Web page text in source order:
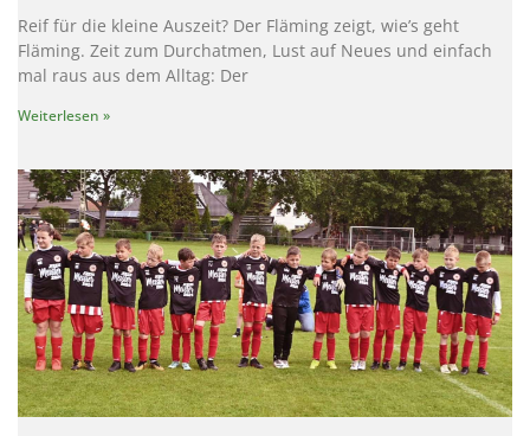
Reif für die kleine Auszeit? Der Fläming zeigt, wie’s geht
Fläming. Zeit zum Durchatmen, Lust auf Neues und einfach
mal raus aus dem Alltag: Der
Weiterlesen »